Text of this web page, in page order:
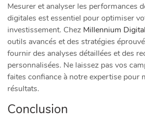
Mesurer et analyser les performances
digitales est essentiel pour optimiser
investissement. Chez Millennium Digital
outils avancés et des stratégies
fournir des analyses détaillées et des
personnalisées. Ne laissez pas vos
faites confiance à notre expertise pour
résultats.
Conclusion